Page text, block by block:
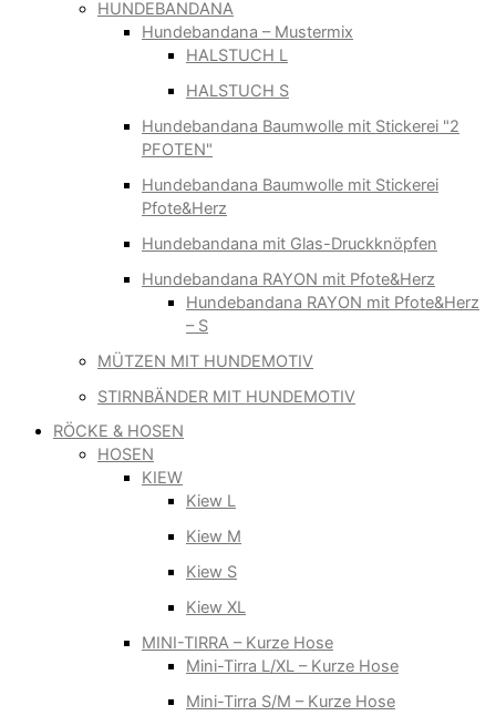
HUNDEBANDANA
Hundebandana – Mustermix
HALSTUCH L
HALSTUCH S
Hundebandana Baumwolle mit Stickerei "2
PFOTEN"
Hundebandana Baumwolle mit Stickerei
Pfote&Herz
Hundebandana mit Glas-Druckknöpfen
Hundebandana RAYON mit Pfote&Herz
Hundebandana RAYON mit Pfote&Herz
– S
MÜTZEN MIT HUNDEMOTIV
STIRNBÄNDER MIT HUNDEMOTIV
RÖCKE & HOSEN
HOSEN
KIEW
Kiew L
Kiew M
Kiew S
Kiew XL
MINI-TIRRA – Kurze Hose
Mini-Tirra L/XL – Kurze Hose
Mini-Tirra S/M – Kurze Hose